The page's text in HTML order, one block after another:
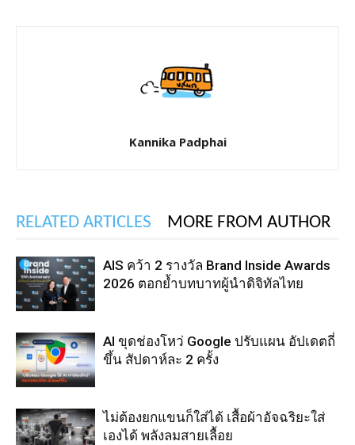
Kannika Padphai
RELATED ARTICLES MORE FROM AUTHOR
AIS คว้า 2 รางวัล Brand Inside Awards
2026 ตอกย้ำบทบาทผู้นำดิจิทัลไทย
AI ขุดช่องโหว่ Google ปรับแผน อัปเดตถี่
ขึ้น สัปดาห์ละ 2 ครั้ง
ไม่ต้องยกแขนก็ใส่ได้ เสื้อผ้าอัจฉริยะใส่
เองได้ พลังลมสายเลื้อย